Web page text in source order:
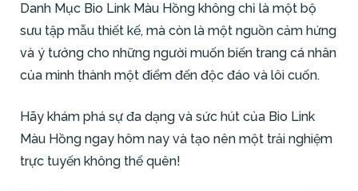
Danh Mục Bio Link Màu Hồng không chỉ là một bộ
sưu tập mẫu thiết kế, mà còn là một nguồn cảm hứng
và ý tưởng cho những người muốn biến trang cá nhân
của mình thành một điểm đến độc đáo và lôi cuốn.
Hãy khám phá sự đa dạng và sức hút của Bio Link
Màu Hồng ngay hôm nay và tạo nên một trải nghiệm
trực tuyến không thể quên!